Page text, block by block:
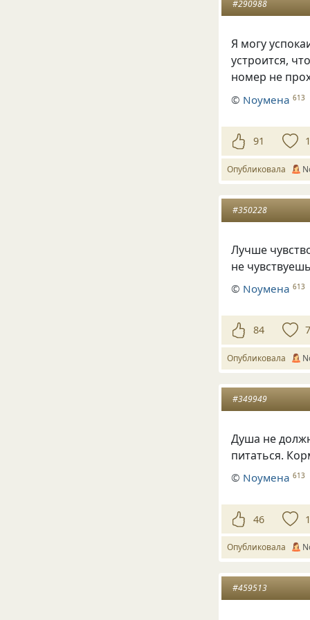
#290988
Я могу
устроится,
номер не
© Nоумена 613
91
Опубликовала
#350228
Лучше
не
© Nоумена 613
84
Опубликовала
#349949
Душа не
питаться.
© Nоумена 613
46
Опубликовала
#459513